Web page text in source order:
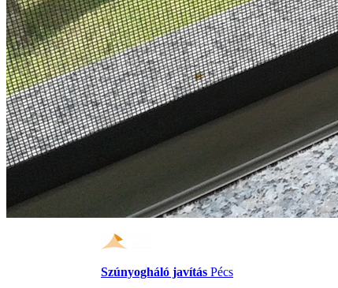
Szúnyogháló javítás Pécs